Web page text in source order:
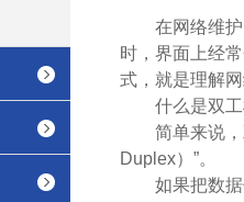
在网络维护
时，界面上经
式，就是理解
什么是双工
简单来说，双
Duplex）”。
如果把数据传